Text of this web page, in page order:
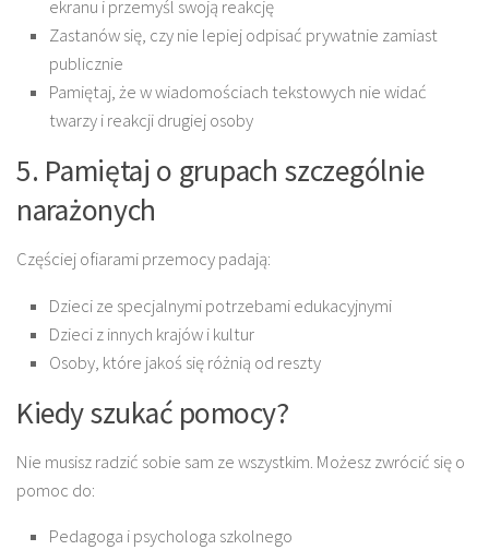
ekranu i przemyśl swoją reakcję
Zastanów się, czy nie lepiej odpisać prywatnie zamiast
publicznie
Pamiętaj, że w wiadomościach tekstowych nie widać
twarzy i reakcji drugiej osoby
5. Pamiętaj o grupach szczególnie
narażonych
Częściej ofiarami przemocy padają:
Dzieci ze specjalnymi potrzebami edukacyjnymi
Dzieci z innych krajów i kultur
Osoby, które jakoś się różnią od reszty
Kiedy szukać pomocy?
Nie musisz radzić sobie sam ze wszystkim. Możesz zwrócić się o
pomoc do:
Pedagoga i psychologa szkolnego